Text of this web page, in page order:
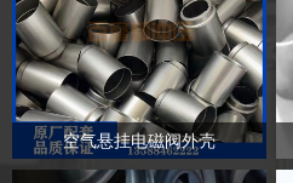
空气悬挂电磁阀外壳